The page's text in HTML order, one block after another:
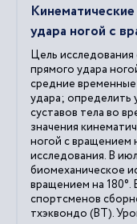
удара ногой с
Цель
прямого удара
средние
удара; определить
суставов тела во
значения
ногой с вращением
исследования. В
биомеханическое
вращением на 180°.
спортсменов
тхэквондо (ВТ).